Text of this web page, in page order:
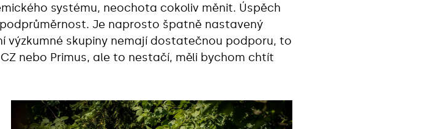
systému, neochota cokoliv měnit. Úspěch
Je naprosto špatně nastavený
výzkumné skupiny nemají dostatečnou podporu, to
nebo Primus, ale to nestačí, měli bychom chtít